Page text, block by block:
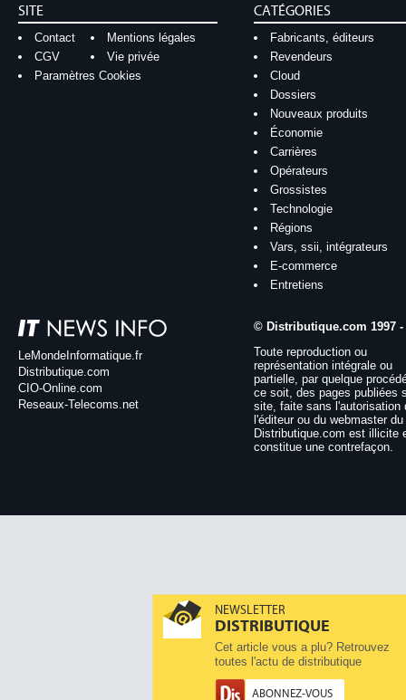
NEWSLETTER
DISTRIBUTIQUE
Cet article vous a plu? Retrouvez
toutes l'actu de distributique
ABONNEZ-VOUS
SITE
Contact
Mentions légales
CGV
Vie privée
Paramètres Cookies
CATÉGORIES
Fabricants, éditeurs
Revendeurs
Cloud
Dossiers
Nouveaux produits
Économie
Carrières
Opérateurs
Grossistes
Technologie
Régions
Vars, ssii, intégrateurs
E-commerce
Entretiens
LeMondeInformatique.fr
Distributique.com
CIO-Online.com
Reseaux-Telecoms.net
© Distributique.com 1997 -
Toute reproduction ou
représentation intégrale ou
partielle, par quelque
ce soit, des pages publiées
site, faite sans l'autorisation
l'éditeur ou du webmaster
Distributique.com est illicite
constitue une contrefaçon.